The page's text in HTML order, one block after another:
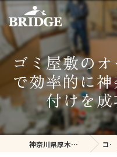
ゴミ屋敷の
で効率的に
付けを
神奈川県厚木の不用品回収ならBRIDGE コラム